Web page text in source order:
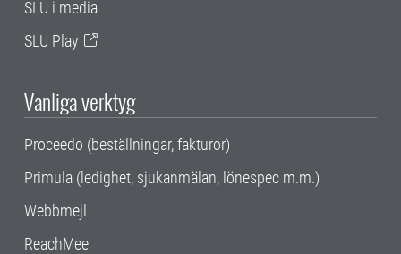
SLU i media
SLU Play
Vanliga verktyg
Proceedo (beställningar, fakturor)
Primula (ledighet, sjukanmälan, lönespec m.m.)
Webbmejl
ReachMee